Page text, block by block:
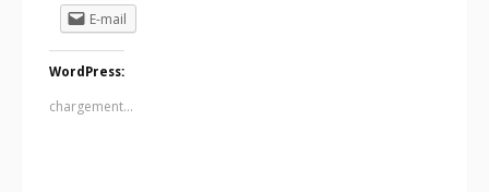
E-mail
WordPress:
chargement…